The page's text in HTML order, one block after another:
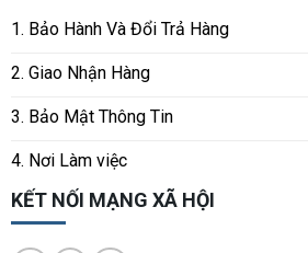
1. Bảo Hành Và Đổi Trả Hàng
2. Giao Nhận Hàng
3. Bảo Mật Thông Tin
4. Nơi Làm việc
KẾT NỐI MẠNG XÃ HỘI